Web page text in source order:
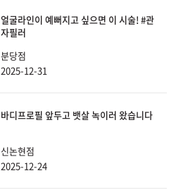
얼굴라인이 예뻐지고 싶으면 이 시술! #관
자필러
분당점
2025-12-31
바디프로필 앞두고 뱃살 녹이러 왔습니다
신논현점
2025-12-24